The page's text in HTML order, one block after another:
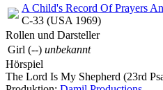
A Child's Record Of Prayers
C-33 (USA 1969)
Rollen und Darsteller
Girl (--) unbekannt
Hörspiel
The Lord Is My Shepherd (23rd